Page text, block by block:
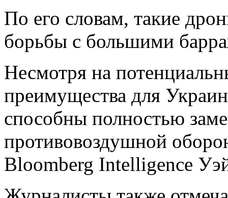
По его словам, такие
борьбы с большими
Несмотря на
преимущества для
способны полностью
противовоздушной
Bloomberg Intelligence